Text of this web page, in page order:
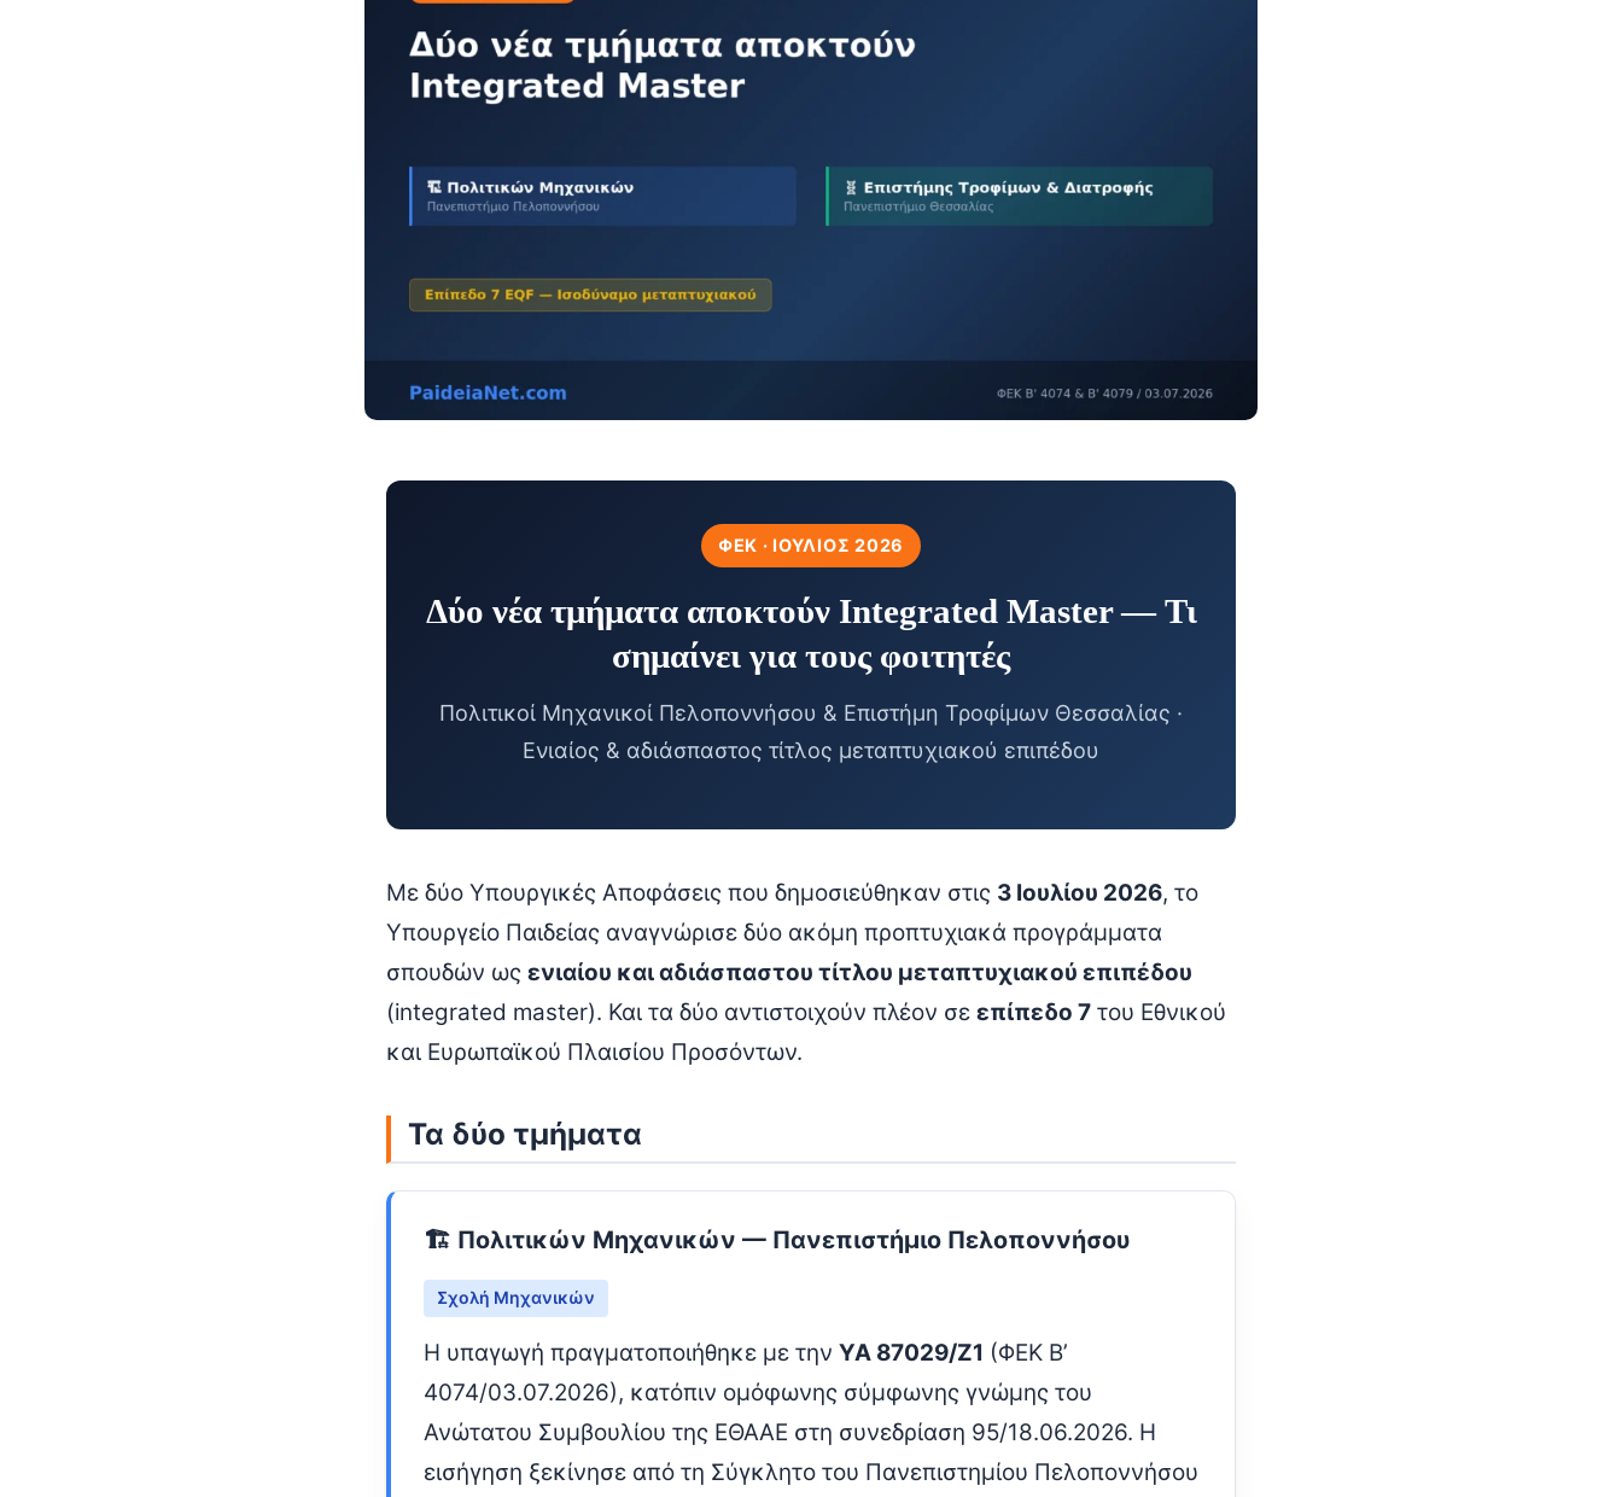
ΦΕΚ · ΙΟΎΛΙΟΣ 2026
Δύο νέα τμήματα αποκτούν Integrated Master — Τι
σημαίνει για τους φοιτητές
Πολιτικοί Μηχανικοί Πελοποννήσου & Επιστήμη Τροφίμων Θεσσαλίας ·
Ενιαίος & αδιάσπαστος τίτλος μεταπτυχιακού επιπέδου
Με δύο Υπουργικές Αποφάσεις που δημοσιεύθηκαν στις 3 Ιουλίου 2026, το
Υπουργείο Παιδείας αναγνώρισε δύο ακόμη προπτυχιακά προγράμματα
σπουδών ως ενιαίου και αδιάσπαστου τίτλου μεταπτυχιακού επιπέδου
(integrated master). Και τα δύο αντιστοιχούν πλέον σε επίπεδο 7 του Εθνικού
και Ευρωπαϊκού Πλαισίου Προσόντων.
Τα δύο τμήματα
🏗️ Πολιτικών Μηχανικών — Πανεπιστήμιο Πελοποννήσου
Σχολή Μηχανικών
Η υπαγωγή πραγματοποιήθηκε με την ΥΑ 87029/Ζ1 (ΦΕΚ Β’
4074/03.07.2026), κατόπιν ομόφωνης σύμφωνης γνώμης του
Ανώτατου Συμβουλίου της ΕΘΑΑΕ στη συνεδρίαση 95/18.06.2026. Η
εισήγηση ξεκίνησε από τη Σύγκλητο του Πανεπιστημίου Πελοποννήσου